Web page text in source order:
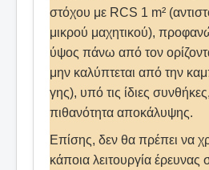
στόχου με RCS 1 m²
μικρού μαχητικού),
ύψος πάνω από τον
μην καλύπτεται από την
γης), υπό τις ίδιες
πιθανότητα αποκάλυψης.
Επίσης, δεν θα πρέπει να
κάποια λειτουργία έρευνας